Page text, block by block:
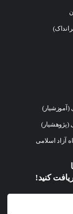
(آموزشیار)
(پژوهشیار)
آزاد اسلامی
کنید!